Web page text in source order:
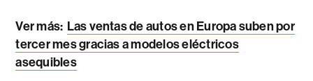
Ver más: Las ventas de autos en Europa suben por
tercer mes gracias a modelos eléctricos
asequibles